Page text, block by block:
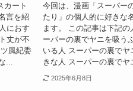
カート
言を紹
におす
丈が不
風紀委
...
今回は、漫画「スーパー
たり」の個人的に好きな
ます。 この記事は下記
ーパーの裏でヤニを吸う
いる人 スーパーの裏で
きな人 スーパーの裏でヤ
2025年6月8日